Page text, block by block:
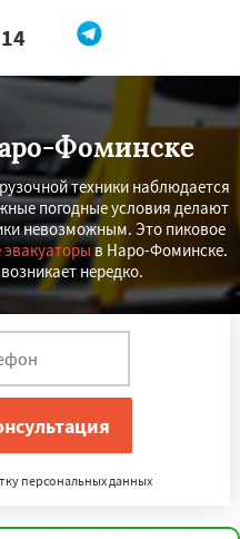
мне
Фоминске
техники наблюдается
погодные условия делают
невозможным. Это пиковое
эвакуаторы в Наро-Фоминске.
нередко.
персональных данных